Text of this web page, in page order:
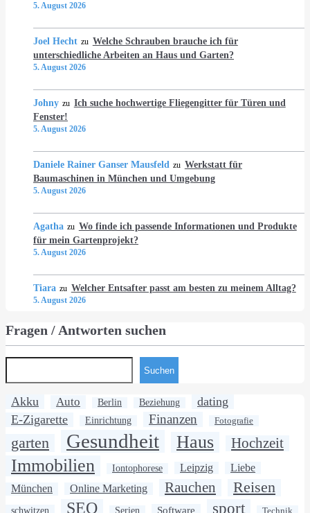
5. August 2026
Joel Hecht zu Welche Schrauben brauche ich für
unterschiedliche Arbeiten an Haus und Garten?
5. August 2026
Johny zu Ich suche hochwertige Fliegengitter für Türen und
Fenster!
5. August 2026
Daniele Rainer Ganser Mausfeld zu Werkstatt für
Baumaschinen in München und Umgebung
5. August 2026
Agatha zu Wo finde ich passende Informationen und Produkte
für mein Gartenprojekt?
5. August 2026
Tiara zu Welcher Entsafter passt am besten zu meinem Alltag?
5. August 2026
Fragen / Antworten suchen
Suchen
Akku Auto Berlin Beziehung
dating
E-Zigarette
Einrichtung Finanzen Fotografie
garten Gesundheit Haus Hochzeit
Immobilien Iontophorese Leipzig Liebe
München Online Marketing Rauchen Reisen
schwitzen SEO Serien Software sport Technik